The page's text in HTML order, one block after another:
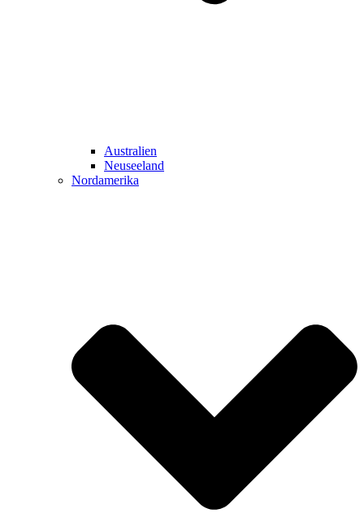
Australien
Neuseeland
Nordamerika